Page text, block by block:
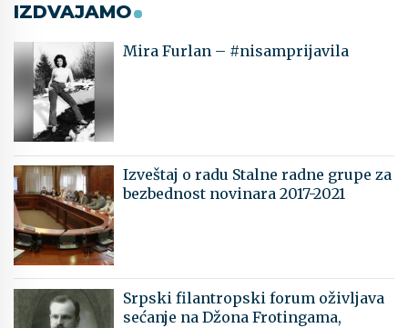
IZDVAJAMO
Mira Furlan – #nisamprijavila
Izveštaj o radu Stalne radne grupe za
bezbednost novinara 2017-2021
Srpski filantropski forum oživljava
sećanje na Džona Frotingama,